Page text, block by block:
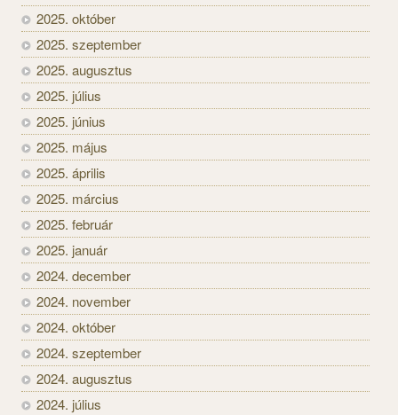
2025. október
2025. szeptember
2025. augusztus
2025. július
2025. június
2025. május
2025. április
2025. március
2025. február
2025. január
2024. december
2024. november
2024. október
2024. szeptember
2024. augusztus
2024. július